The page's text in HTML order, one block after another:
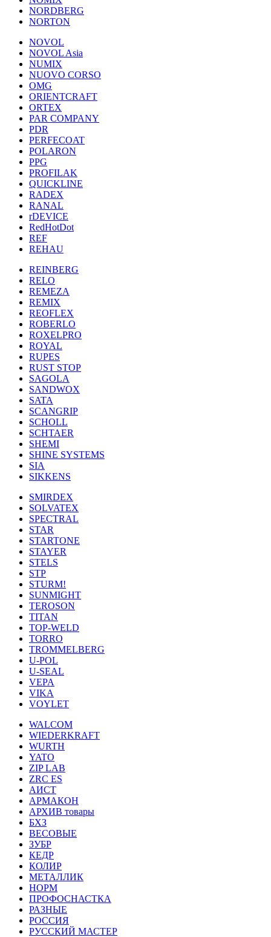
NORDBERG
NORTON
NOVOL
NOVOL Asia
NUMIX
NUOVO CORSO
OMG
ORIENTCRAFT
ORTEX
PAR COMPANY
PDR
PERFECOAT
POLARON
PPG
PROFILAK
QUICKLINE
RADEX
RANAL
rDEVICE
RedHotDot
REF
REHAU
REINBERG
RELO
REMEZA
REMIX
REOFLEX
ROBERLO
ROXELPRO
ROYAL
RUPES
RUST STOP
SAGOLA
SANDWOX
SATA
SCANGRIP
SCHOLL
SCHTAER
SHEMI
SHINE SYSTEMS
SIA
SIKKENS
SMIRDEX
SOLVATEX
SPECTRAL
STAR
STARTONE
STAYER
STELS
STP
STURM!
SUNMIGHT
TEROSON
TITAN
TOP-WELD
TORRO
TROMMELBERG
U-POL
U-SEAL
VEPA
VIKA
VOYLET
WALCOM
WIEDERKRAFT
WURTH
YATO
ZIP LAB
ZRC ES
АИСТ
АРМАКОН
АРХИВ товары
БХЗ
ВЕСОВЫЕ
ЗУБР
КЕДР
КОЛИР
МЕТАЛЛИК
НОРМ
ПРОФОСНАСТКА
РАЗНЫЕ
РОССИЯ
РУССКИЙ МАСТЕР